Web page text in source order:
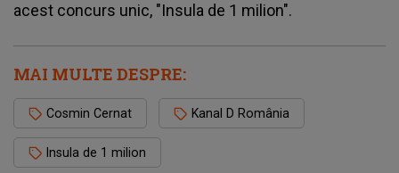
acest concurs unic, "Insula de 1 milion".
MAI MULTE DESPRE:
Cosmin Cernat Kanal D România
Insula de 1 milion